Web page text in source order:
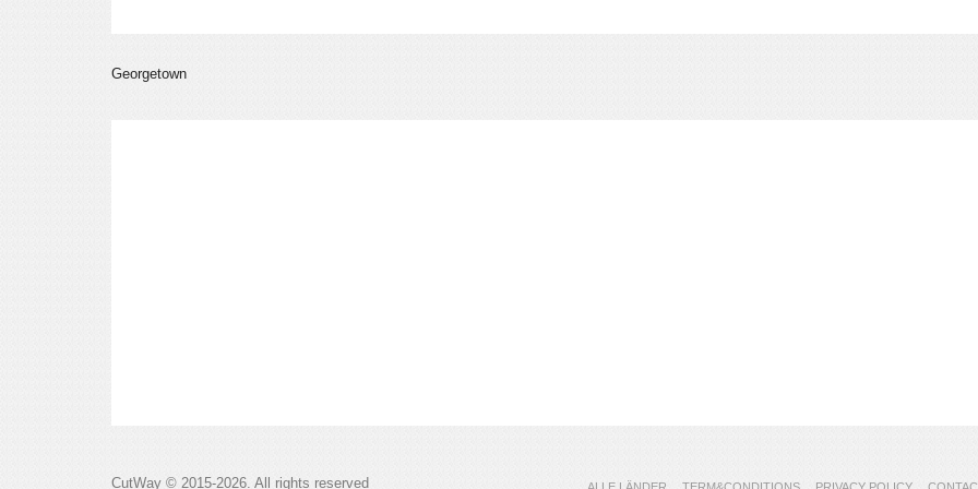
Georgetown
CutWay © 2015-2026. All rights reserved ALLE LÄNDER TERM&CONDITIONS PRIVACY POLICY